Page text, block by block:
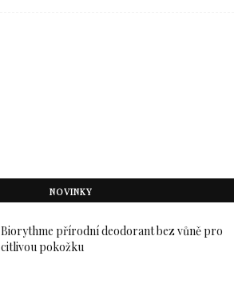
NOVINKY
Biorythme přírodní deodorant bez vůně pro
citlivou pokožku